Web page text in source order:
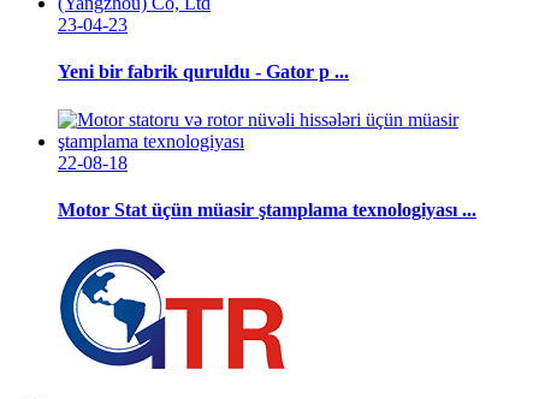
23-04-23
Yeni bir fabrik quruldu - Gator p ...
22-08-18
Motor Stat üçün müasir ştamplama texnologiyası ...